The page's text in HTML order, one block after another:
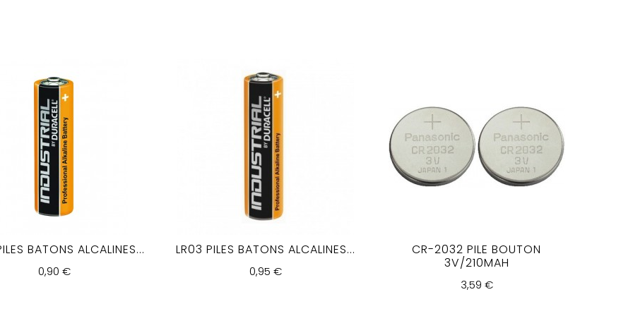
BATONS ALCALINES...
0,90 €
LR03 PILES BATONS ALCALINES...
0,95 €
CR-2032 PILE BOUTON
3V/210MAH
3,59 €